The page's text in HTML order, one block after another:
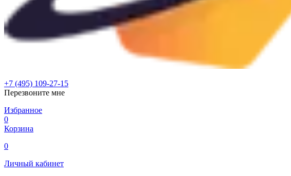
+7 (495) 109-27-15
Перезвоните мне
Избранное
0
Корзина
0
Личный кабинет